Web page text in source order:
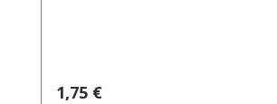
Regulärer Preis:
1,75 €